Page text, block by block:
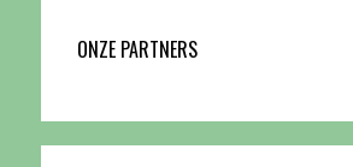
ONZE PARTNERS